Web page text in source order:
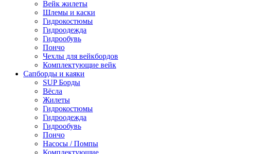
Вейк жилеты
Шлемы и каски
Гидрокостюмы
Гидроодежда
Гидрообувь
Пончо
Чехлы для вейкбордов
Комплектующие вейк
Сапборды и каяки
SUP Борды
Вёсла
Жилеты
Гидрокостюмы
Гидроодежда
Гидрообувь
Пончо
Насосы / Помпы
Комплектующие